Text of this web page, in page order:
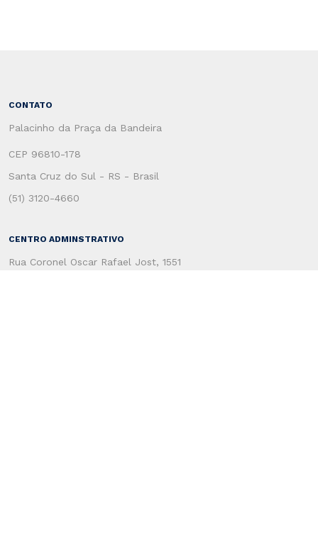
CONTATO
Palacinho da Praça da Bandeira
CEP 96810-178
Santa Cruz do Sul - RS - Brasil
(51) 3120-4660
CENTRO ADMINSTRATIVO
Rua Coronel Oscar Rafael Jost, 1551